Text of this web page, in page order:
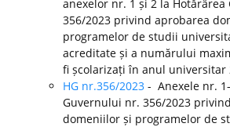
anexelor nr. 1 și 2 la
356/2023 privind aprobarea
programelor de studii
acreditate și a numărului
fi școlarizați în anul universitar
HG nr.356/2023 - Anexele nr.
Guvernului nr. 356/2023
domeniilor și programelor de